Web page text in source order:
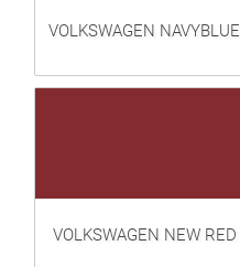
VOLKSWAGEN NAVYBLUE
VOLKSWAGEN NEW RED